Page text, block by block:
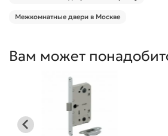
Межкомнатные двери в Москве
Вам может